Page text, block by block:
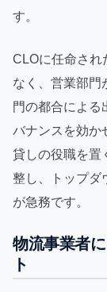
す。
CLOに任命され
なく、営業部門
門の都合による
バナンスを効か
貸しの役職を置
整し、トップダ
が急務です。
物流事業者
ト